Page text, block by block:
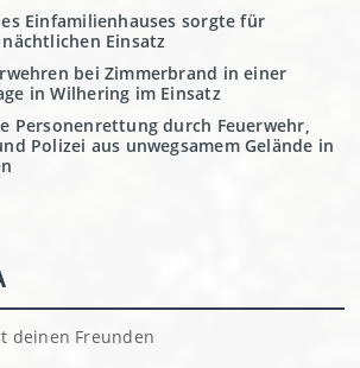
Einfamilienhauses sorgte für
Einsatz
bei Zimmerbrand in einer
in Wilhering im Einsatz
Personenrettung durch Feuerwehr,
Polizei aus unwegsamem Gelände in
deinen Freunden